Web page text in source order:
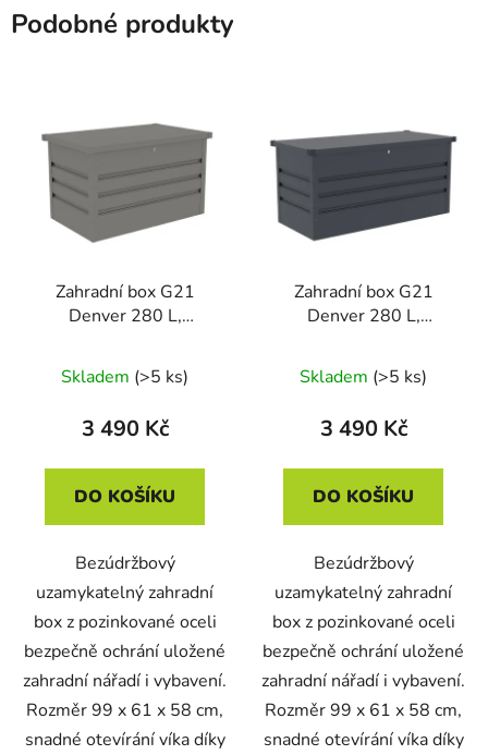
Podobné produkty
Zahradní box G21
Denver 280 L,
Skladem (>5 ks)
3 490 Kč
DO KOŠÍKU
Bezúdržbový
uzamykatelný zahradní
box z pozinkované oceli
bezpečně ochrání uložené
zahradní nářadí i vybavení.
Rozměr 99 x 61 x 58 cm,
snadné otevírání víka díky
Zahradní box G21
Denver 280 L,
Skladem (>5 ks)
3 490 Kč
DO KOŠÍKU
Bezúdržbový
uzamykatelný zahradní
box z pozinkované oceli
bezpečně ochrání uložené
zahradní nářadí i vybavení.
Rozměr 99 x 61 x 58 cm,
snadné otevírání víka díky